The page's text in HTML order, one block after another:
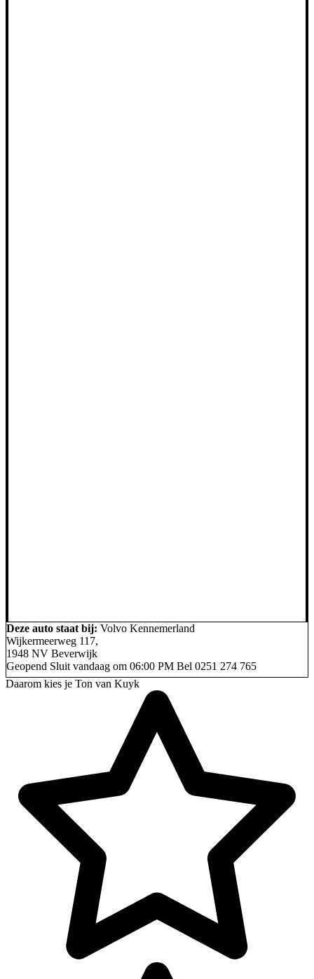
Deze auto staat bij: Volvo Kennemerland
Wijkermeerweg 117,
1948 NV Beverwijk
Geopend Sluit vandaag om 06:00 PM Bel 0251 274 765
Daarom kies je Ton van Kuyk